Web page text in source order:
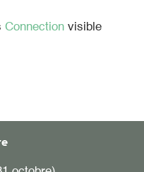
Connection visible